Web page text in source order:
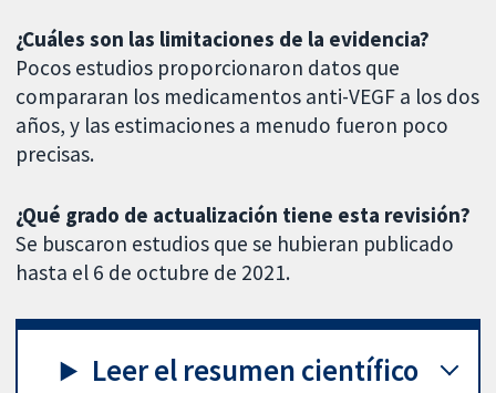
¿Cuáles son las limitaciones de la evidencia?
Pocos estudios proporcionaron datos que
compararan los medicamentos anti-VEGF a los dos
años, y las estimaciones a menudo fueron poco
precisas.
¿Qué grado de actualización tiene esta revisión?
Se buscaron estudios que se hubieran publicado
hasta el 6 de octubre de 2021.
Leer el resumen científico